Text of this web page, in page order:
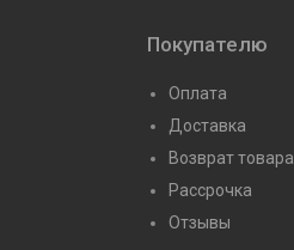
Покупателю
Оплата
Доставка
Возврат товара
Рассрочка
Отзывы